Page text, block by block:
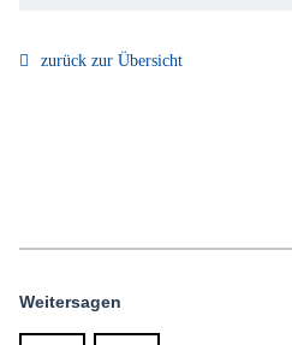
zurück zur Übersicht
Weitersagen